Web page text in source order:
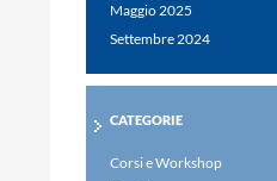
Maggio 2025
Settembre 2024
CATEGORIE
Corsi e Workshop